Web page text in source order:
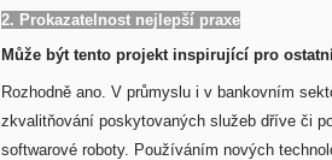
2. Prokazatelnost nejlepší praxe
Může být tento projekt inspirující pro
Rozhodně ano. V průmyslu i v bankovním
zkvalitňování poskytovaných služeb dříve či
softwarové roboty. Používáním nových